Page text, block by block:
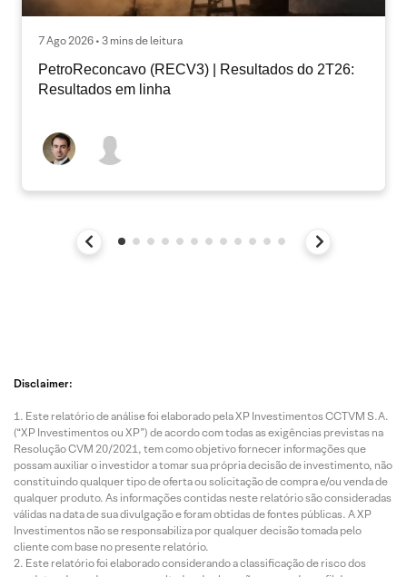
7 Ago 2026 • 3 mins de leitura
PetroReconcavo (RECV3) | Resultados do 2T26:
Resultados em linha
Disclaimer:
Este relatório de análise foi elaborado pela XP Investimentos CCTVM S.A.
(“XP Investimentos ou XP”) de acordo com todas as exigências previstas na
Resolução CVM 20/2021, tem como objetivo fornecer informações que
possam auxiliar o investidor a tomar sua própria decisão de investimento, não
constituindo qualquer tipo de oferta ou solicitação de compra e/ou venda de
qualquer produto. As informações contidas neste relatório são consideradas
válidas na data de sua divulgação e foram obtidas de fontes públicas. A XP
Investimentos não se responsabiliza por qualquer decisão tomada pelo
cliente com base no presente relatório.
Este relatório foi elaborado considerando a classificação de risco dos